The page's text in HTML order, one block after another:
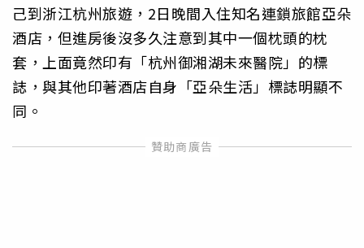
己到浙江杭州旅遊，2日晚間入住知名連鎖旅館亞朵
酒店，但進房後沒多久注意到其中一個枕頭的枕
套，上面竟然印有「杭州御湘湖未來醫院」的標
誌，與其他印著酒店自身「亞朵生活」標誌明顯不
同。